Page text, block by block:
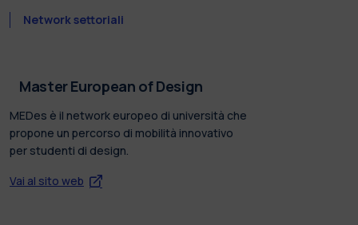
Network settoriali
Master European of Design
MEDes è il network europeo di università che
propone un percorso di mobilità innovativo
per studenti di design.
Vai al sito web